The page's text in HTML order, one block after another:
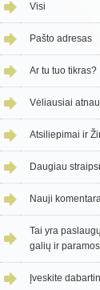
Visi
Pašto adresas
Ar tu tuo tikras?
Vėliausiai
Atsiliepimai ir
Daugiau
Nauji
Tai yra
galių ir
Įveskite